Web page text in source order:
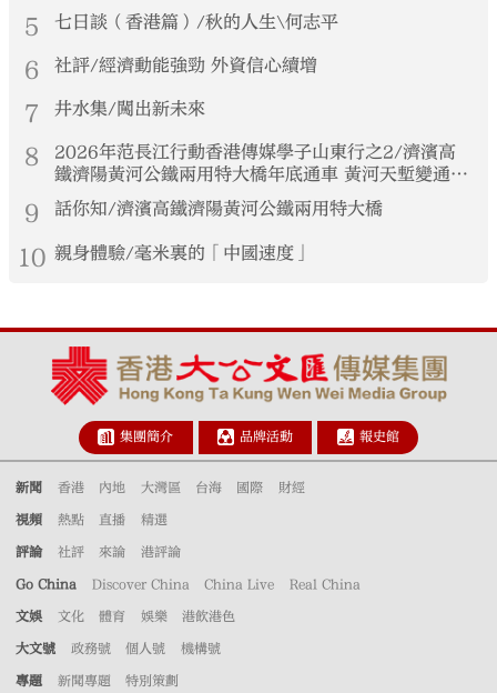
5 七日談（香港篇）/秋的人生\何志平
6 社評/經濟動能強勁 外資信心續增
7 井水集/闖出新未來
8
2026年范長江行動香港傳媒學子山東行之2/濟濱高
鐵濟陽黃河公鐵兩用特大橋年底通車 黃河天塹變通途
港生見證大國基建實力
9 話你知/濟濱高鐵濟陽黃河公鐵兩用特大橋
10 親身體驗/毫米裏的「中國速度」
集團簡介 品牌活動 報史館
新聞 香港 內地 大灣區 台海 國際 財經
視頻 熱點 直播 精選
評論 社評 來論 港評論
Go China Discover China China Live Real China
文娛 文化 體育 娛樂 港飲港色
大文號 政務號 個人號 機構號
專題 新聞專題 特別策劃